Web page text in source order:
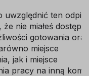
uwzględnić ten
nie miałeś dostępu
gotowania oraz
miejsce
jak i miejsce
pracy na inną